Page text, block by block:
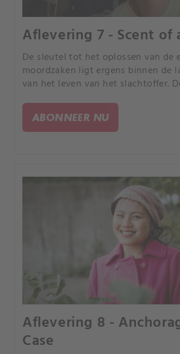
Aflevering 7 - Scent of
De sleutel tot het oplossen van de
moordzaken ligt ergens binnen de
van het leven van het slachtoffer.
volgt rechercheurs die
reconstrueren in dat tijdsbestek.
ABONNEER NU
Aflevering 8 -
Case